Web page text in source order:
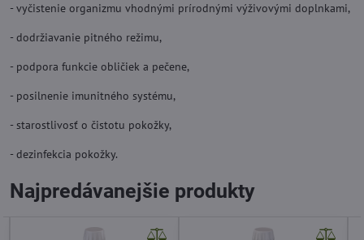
- vyčistenie organizmu vhodnými prírodnými výživovými doplnkami,
- dodržiavanie pitného režimu,
- podpora funkcie obličiek a pečene,
- posilnenie imunitného systému,
- starostlivosť o čistotu pokožky,
- dezinfekcia pokožky.
Najpredávanejšie produkty